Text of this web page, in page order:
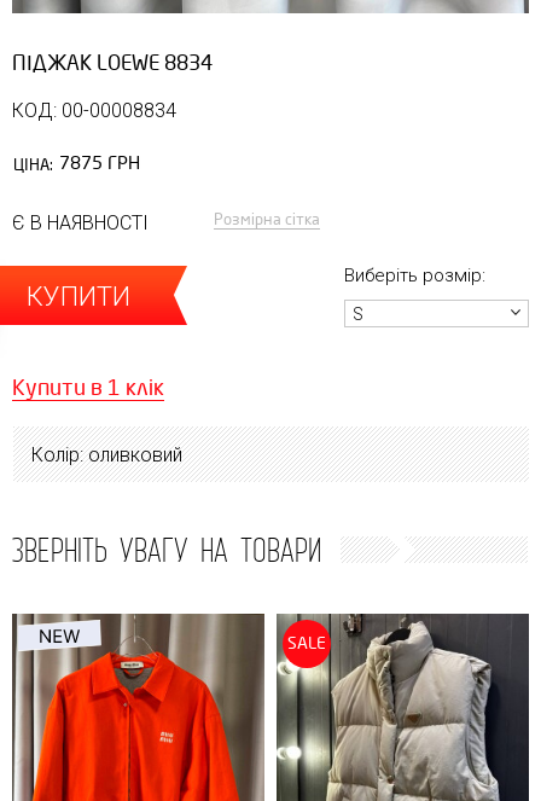
ПІДЖАК LOEWE 8834
КОД: 00-00008834
ЦІНА: 7875 ГРН
Є В НАЯВНОСТІ Розмірна сітка
КУПИТИ
Виберіть розмір:
S
Купити в 1 клік
Колір: оливковий
ЗВЕРНІТЬ УВАГУ НА ТОВАРИ
SALE